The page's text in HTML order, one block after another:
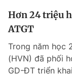
Hơn 24 triệu
ATGT
Trong năm học
(HVN) đã phối
GD-ĐT triển